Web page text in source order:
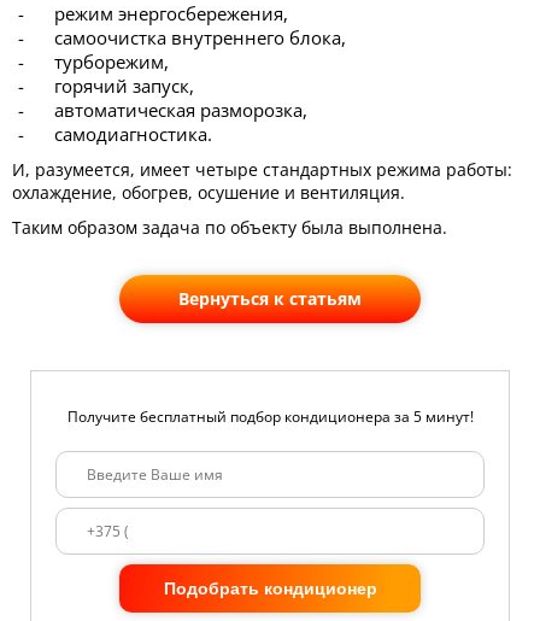
режим энергосбережения,
самоочистка внутреннего блока,
турборежим,
горячий запуск,
автоматическая разморозка,
самодиагностика.
И, разумеется, имеет четыре стандартных режима работы:
охлаждение, обогрев, осушение и вентиляция.
Таким образом задача по объекту была выполнена.
Вернуться к статьям
Получите бесплатный подбор кондиционера за 5 минут!
Подобрать кондиционер